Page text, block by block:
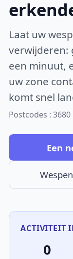
Laat uw
verwijderen:
een minuut,
uw zone
komt snel
Postcodes : 3680
Een
ACTIVITEIT
0